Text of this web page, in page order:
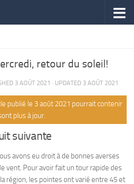
retour du soleil!
3 AOÛT 2021 · UPDATED 3 AOÛT 2021
publié le 3 août 2021 pourrait contenir
plus à jour.
suivante
avons eu droit à de bonnes averses
vent. Pour avoir fait un tour rapide des
région, les pointes ont varié entre 45 et